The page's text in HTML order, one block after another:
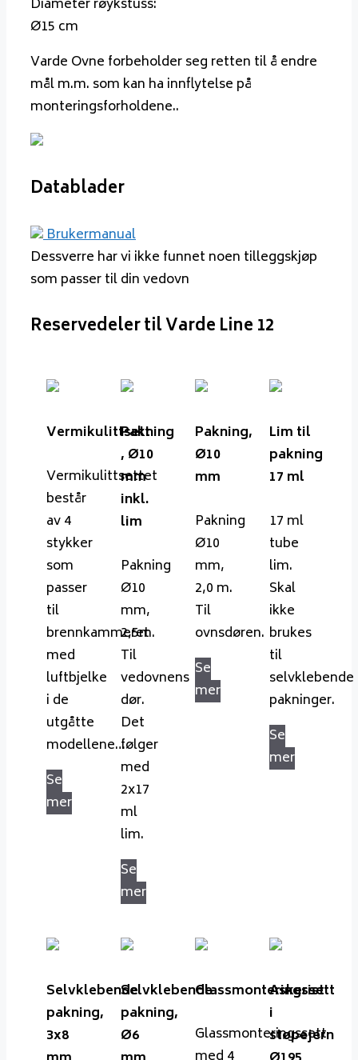
Diameter røykstuss:
Ø15 cm
Varde Ovne forbeholder seg retten til å endre
mål m.m. som kan ha innflytelse på
monteringsforholdene..
Datablader
Brukermanual
Dessverre har vi ikke funnet noen tilleggskjøp
som passer til din vedovn
Reservedeler til Varde Line 12
Vermikulittsett
Vermikulittsettet
består
av 4
stykker
som
passer
til
brennkammeret
med
luftbjelke
i de
utgåtte
modellene…
Se
mer
Pakning
, Ø10
mm 
inkl.
lim
Pakning
Ø10
mm,
2,5m.
Til
vedovnens
dør.
Det
følger
med
2x17
ml
lim.
Se
mer
Pakning,
Ø10
mm
Pakning
Ø10
mm,
2,0 m.
Til
ovnsdøren.
Se
mer
Lim til
pakning
17 ml
17 ml
tube
lim.
Skal
ikke
brukes
til
selvklebende
pakninger.
Se
mer
Selvklebende
pakning,
3x8
Selvklebende
pakning,
Ø6
Glassmonteringssett
Glassmonteringssett
Askerist
i
støpejern